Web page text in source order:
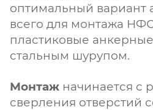
оптимальный вариант
всего для монтажа
пластиковые
стальным шурупом.
Монтаж начинается с
сверления отверстий